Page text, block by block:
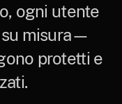
ogni utente
su misura—
protetti e